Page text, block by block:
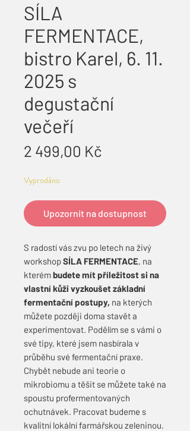
SÍLA
FERMENTACE,
bistro Karel, 6. 11.
2025 s
degustační
večeří
2 499,00 Kč
Vyprodáno
Upozornit na dostupnost
S radostí vás zvu po letech na živý
workshopSÍLA FERMENTACE, na
kterémbudete mít příležitost si na
vlastní kůži vyzkoušet základní
fermentační postupy, na kterých
můžete později doma stavět a
experimentovat. Podělím se s vámi o
své tipy, které jsem nasbírala v
průběhu své fermentační praxe.
Chybět nebude ani teorie o
mikrobiomu a těšit se můžete také na
spoustu profermentovaných
ochutnávek. Pracovat budeme s
kvalitní lokální farmářskou zeleninou.